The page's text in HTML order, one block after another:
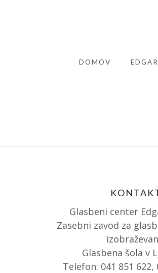
DOMOV
Glasbeni center
Zasebni zavod za
Glasbena šola v
Telefon: 041 851 622,